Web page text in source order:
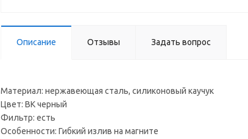
Описание Отзывы Задать вопрос
Материал: нержавеющая сталь, силиконовый каучук
Цвет: BK черный
Фильтр: есть
Особенности: Гибкий излив на магните